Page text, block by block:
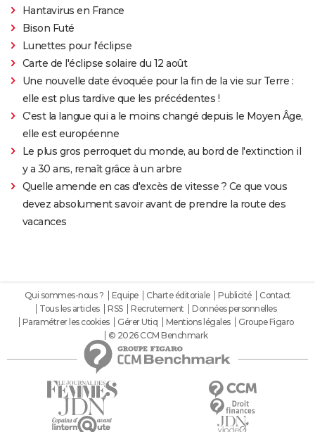
Hantavirus en France
Bison Futé
Lunettes pour l'éclipse
Carte de l'éclipse solaire du 12 août
Une nouvelle date évoquée pour la fin de la vie sur Terre :
elle est plus tardive que les précédentes !
C'est la langue qui a le moins changé depuis le Moyen Âge,
elle est européenne
Le plus gros perroquet du monde, au bord de l'extinction il
y a 30 ans, renaît grâce à un arbre
Quelle amende en cas d'excès de vitesse ? Ce que vous
devez absolument savoir avant de prendre la route des
vacances
Qui sommes-nous ? Equipe Charte éditoriale Publicité
Contact
Tous les articles
RSS Recrutement
Données personnelles
Paramétrer les cookies
Gérer Utiq Mentions légales
Groupe Figaro
© 2026 CCM Benchmark